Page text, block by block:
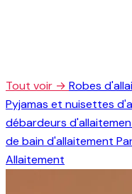
Tout voir → Robes
Pyjamas et nuisettes
débardeurs
de bain d'allaitement
Allaitement